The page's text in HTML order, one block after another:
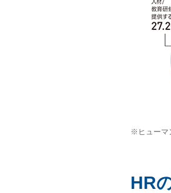
※ヒューマ
HR